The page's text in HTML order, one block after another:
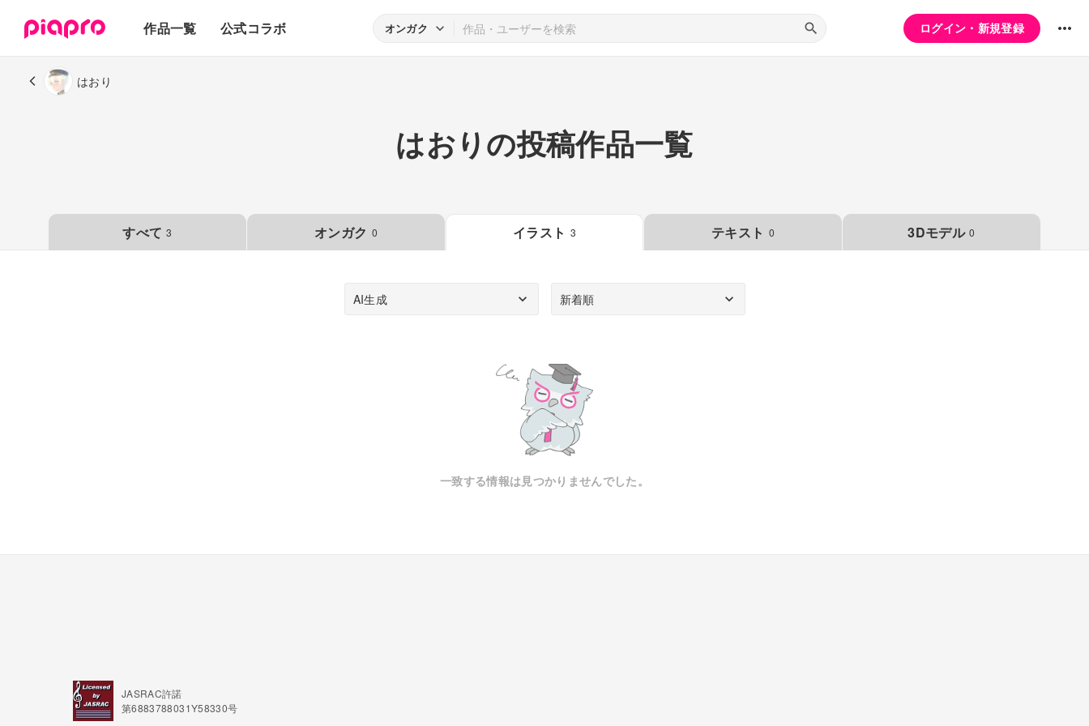
作品一覧
3Dモデル
公式コラボ オンガク ログイン・新規登録
はおり
はおりの投稿作品一覧
すべて 3 オンガク 0 イラスト 3 テキスト 0 3Dモデル 0
AI生成 新着順
一致する情報は見つかりませんでした。
JASRAC許諾
第6883788031Y58330号